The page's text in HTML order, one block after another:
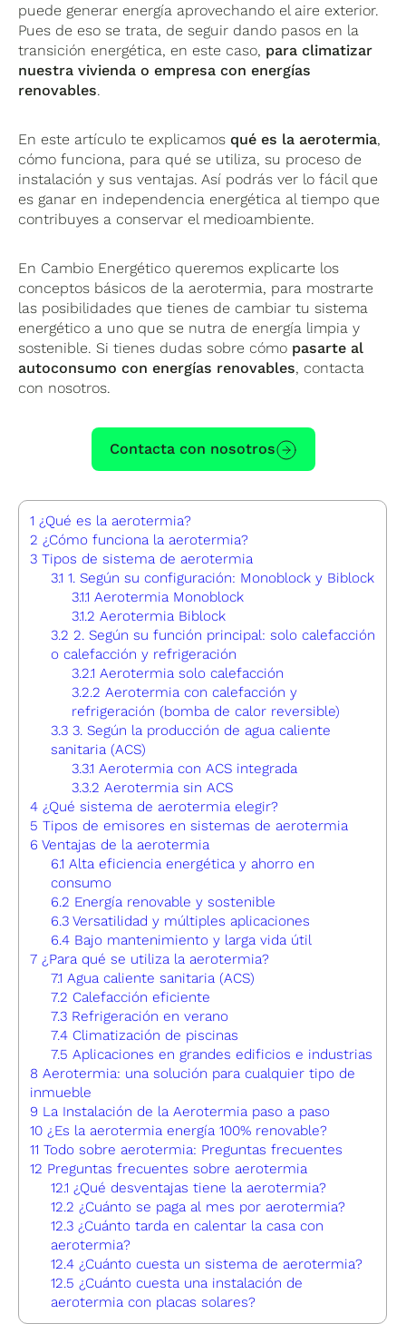
puede generar energía aprovechando el aire exterior.
Pues de eso se trata, de seguir dando pasos en la
transición energética, en este caso, para climatizar
nuestra vivienda o empresa con energías
renovables.
En este artículo te explicamos qué es la aerotermia,
cómo funciona, para qué se utiliza, su proceso de
instalación y sus ventajas. Así podrás ver lo fácil que
es ganar en independencia energética al tiempo que
contribuyes a conservar el medioambiente.
En Cambio Energético queremos explicarte los
conceptos básicos de la aerotermia, para mostrarte
las posibilidades que tienes de cambiar tu sistema
energético a uno que se nutra de energía limpia y
sostenible. Si tienes dudas sobre cómo pasarte al
autoconsumo con energías renovables, contacta
con nosotros.
Contacta con nosotros
1 ¿Qué es la aerotermia?
2 ¿Cómo funciona la aerotermia?
3 Tipos de sistema de aerotermia
3.1 1. Según su configuración: Monoblock y Biblock
3.1.1 Aerotermia Monoblock
3.1.2 Aerotermia Biblock
3.2 2. Según su función principal: solo calefacción
o calefacción y refrigeración
3.2.1 Aerotermia solo calefacción
3.2.2 Aerotermia con calefacción y
refrigeración (bomba de calor reversible)
3.3 3. Según la producción de agua caliente
sanitaria (ACS)
3.3.1 Aerotermia con ACS integrada
3.3.2 Aerotermia sin ACS
4 ¿Qué sistema de aerotermia elegir?
5 Tipos de emisores en sistemas de aerotermia
6 Ventajas de la aerotermia
6.1 Alta eficiencia energética y ahorro en
consumo
6.2 Energía renovable y sostenible
6.3 Versatilidad y múltiples aplicaciones
6.4 Bajo mantenimiento y larga vida útil
7 ¿Para qué se utiliza la aerotermia?
7.1 Agua caliente sanitaria (ACS)
7.2 Calefacción eficiente
7.3 Refrigeración en verano
7.4 Climatización de piscinas
7.5 Aplicaciones en grandes edificios e industrias
8 Aerotermia: una solución para cualquier tipo de
inmueble
9 La Instalación de la Aerotermia paso a paso
10 ¿Es la aerotermia energía 100% renovable?
11 Todo sobre aerotermia: Preguntas frecuentes
12 Preguntas frecuentes sobre aerotermia
12.1 ¿Qué desventajas tiene la aerotermia?
12.2 ¿Cuánto se paga al mes por aerotermia?
12.3 ¿Cuánto tarda en calentar la casa con
aerotermia?
12.4 ¿Cuánto cuesta un sistema de aerotermia?
12.5 ¿Cuánto cuesta una instalación de
aerotermia con placas solares?